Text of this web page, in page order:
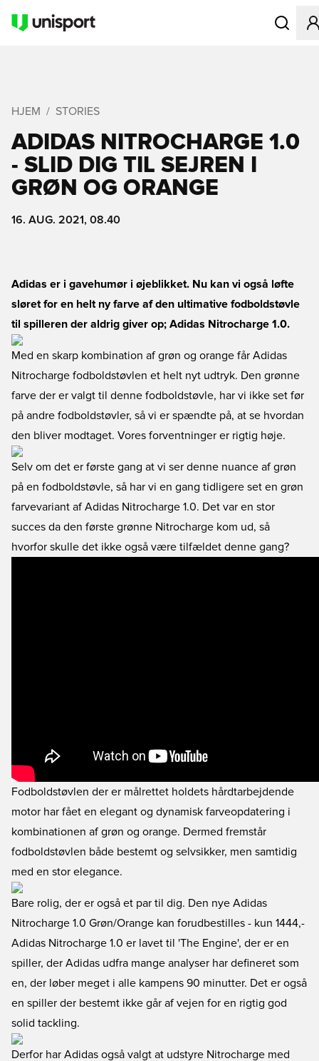
Åbner
HJEM STORIES
ADIDAS NITROCHARGE 1.0
- SLID DIG TIL SEJREN I
GRØN OG ORANGE
16. AUG. 2021, 08.40
Adidas er i gavehumør i øjeblikket. Nu kan vi også løfte
sløret for en helt ny farve af den ultimative fodboldstøvle
til spilleren der aldrig giver op; Adidas Nitrocharge 1.0.
Med en skarp kombination af grøn og orange får Adidas
Nitrocharge fodboldstøvlen et helt nyt udtryk. Den grønne
farve der er valgt til denne fodboldstøvle, har vi ikke set før
på andre fodboldstøvler, så vi er spændte på, at se hvordan
den bliver modtaget. Vores forventninger er rigtig høje.
Selv om det er første gang at vi ser denne nuance af grøn
på en fodboldstøvle, så har vi en gang tidligere set en grøn
farvevariant af Adidas Nitrocharge 1.0. Det var en stor
succes da den første grønne Nitrocharge kom ud, så
hvorfor skulle det ikke også være tilfældet denne gang?
Fodboldstøvlen der er målrettet holdets hårdtarbejdende
motor har fået en elegant og dynamisk farveopdatering i
kombinationen af grøn og orange. Dermed fremstår
fodboldstøvlen både bestemt og selvsikker, men samtidig
med en stor elegance.
Bare rolig, der er også et par til dig. Den nye Adidas
Nitrocharge 1.0 Grøn/Orange kan forudbestilles - kun 1444,-
Adidas Nitrocharge 1.0 er lavet til 'The Engine', der er en
spiller, der Adidas udfra mange analyser har defineret som
en, der løber meget i alle kampens 90 minutter. Det er også
en spiller der bestemt ikke går af vejen for en rigtig god
solid tackling.
Derfor har Adidas også valgt at udstyre Nitrocharge med